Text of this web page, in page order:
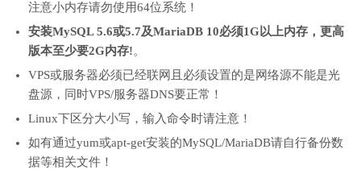
注意小内存请勿使用64位系统！
安装MySQL 5.6或5.7及MariaDB 10必须1G以上内存，更高
版本至少要2G内存!。
VPS或服务器必须已经联网且必须设置的是网络源不能是光
盘源，同时VPS/服务器DNS要正常！
Linux下区分大小写，输入命令时请注意！
如有通过yum或apt-get安装的MySQL/MariaDB请自行备份数
据等相关文件！